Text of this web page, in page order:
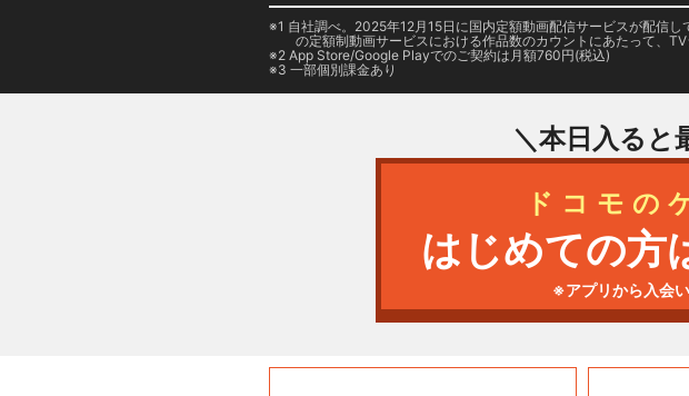
1 自社調べ。2025年12月15日に国内定額動画配信サービスが配信
の定額制動画サービスにおける作品数のカウントにあたって、TV
2 App Store/Google Playでのご契約は月額760円(税込)
3 一部個別課金あり
＼本日入ると
ドコモの
はじめての方
※アプリから入会